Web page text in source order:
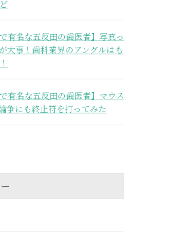
で有名な五反田の歯医者】写真っ
大事！歯科業界のアングルはも
で有名な五反田の歯医者】マウス
争にも終止符を打ってみた